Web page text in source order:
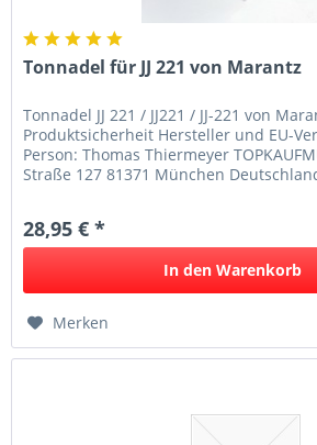
Tonnadel für JJ 221 von Marantz
Tonnadel JJ 221 / JJ221 / JJ-221 von
Produktsicherheit Hersteller und EU-
Person: Thomas Thiermeyer
Straße 127 81371 München
28,95 € *
In den Warenkorb
Merken